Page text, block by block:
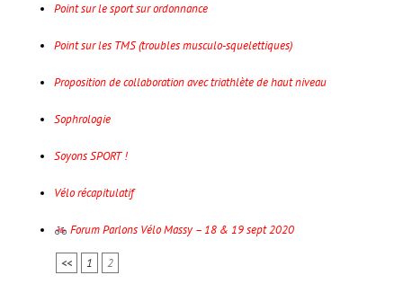
Point sur le sport sur ordonnance
Point sur les TMS (troubles musculo-squelettiques)
Proposition de collaboration avec triathlète de haut niveau
Sophrologie
Soyons SPORT !
Vélo récapitulatif
Forum Parlons Vélo Massy – 18 & 19 sept 2020
<< 1 2